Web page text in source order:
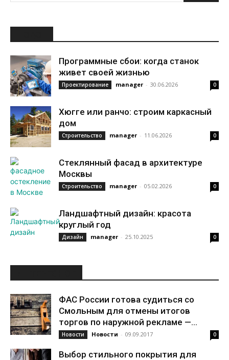
Программные сбои: когда станок
живет своей жизнью
Проектирование manager - 30.06.2026 0
Хюгге или ранчо: строим каркасный
дом
Строительство manager - 11.06.2026 0
Стеклянный фасад в архитектуре
Москвы
Строительство manager - 05.02.2026 0
Ландшафтный дизайн: красота
круглый год
Дизайн manager - 25.10.2025 0
ФАС России готова судиться со
Смольным для отмены итогов
торгов по наружной рекламе —...
Новости Новости - 09.09.2017 0
Выбор стильного покрытия для